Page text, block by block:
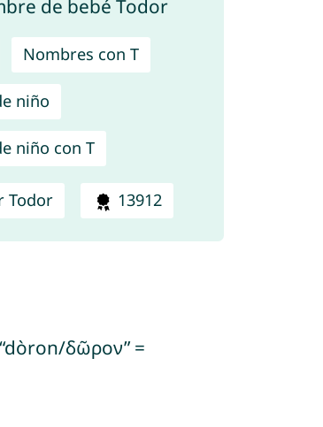
Nombres con T
niño
niño con T
Todor 13912
δῶρον” =